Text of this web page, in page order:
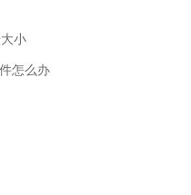
小
怎么办